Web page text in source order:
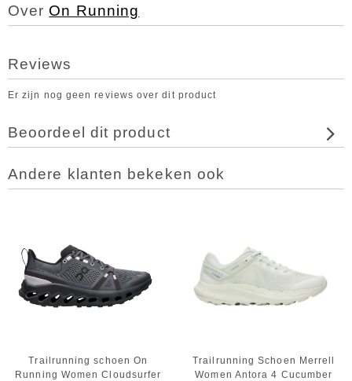
Over On Running
Reviews
Er zijn nog geen reviews over dit product
Beoordeel dit product
Andere klanten bekeken ook
Trailrunning schoen On
Running Women Cloudsurfer
Trailrunning Schoen Merrell
Women Antora 4 Cucumber